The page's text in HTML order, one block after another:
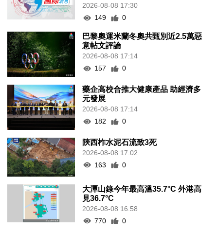
2026-08-08 17:30
149
0
巴黎奧運米蘭冬奧共甄別近2.5萬惡
意帖文評論
2026-08-08 17:14
157
0
藥企高校合推大健康產品 助經濟多
元發展
2026-08-08 17:14
182
0
陝西柞水泥石流致3死
2026-08-08 17:02
163
0
大潭山錄今年最高溫35.7°C 外港高
見36.7°C
2026-08-08 16:58
770
0